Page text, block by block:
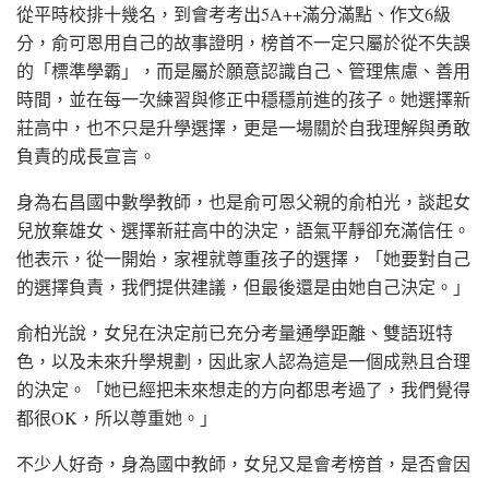
從平時校排十幾名，到會考考出5A++滿分滿點、作文6級
分，俞可恩用自己的故事證明，榜首不一定只屬於從不失誤
的「標準學霸」，而是屬於願意認識自己、管理焦慮、善用
時間，並在每一次練習與修正中穩穩前進的孩子。她選擇新
莊高中，也不只是升學選擇，更是一場關於自我理解與勇敢
負責的成長宣言。
身為右昌國中數學教師，也是俞可恩父親的俞柏光，談起女
兒放棄雄女、選擇新莊高中的決定，語氣平靜卻充滿信任。
他表示，從一開始，家裡就尊重孩子的選擇，「她要對自己
的選擇負責，我們提供建議，但最後還是由她自己決定。」
俞柏光說，女兒在決定前已充分考量通學距離、雙語班特
色，以及未來升學規劃，因此家人認為這是一個成熟且合理
的決定。「她已經把未來想走的方向都思考過了，我們覺得
都很OK，所以尊重她。」
不少人好奇，身為國中教師，女兒又是會考榜首，是否會因